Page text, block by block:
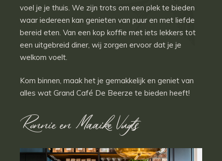
voel je je thuis. We zijn trots om een plek te bieden
waar iedereen kan genieten van puur en met liefde
bereid eten. Van een kop koffie met iets lekkers tot
een uitgebreid diner, wij zorgen ervoor dat je je
welkom voelt.
Kom binnen, maak het je gemakkelijk en geniet van
alles wat Grand Café De Beerze te bieden heeft!
Ronnie en Maaike Vugts